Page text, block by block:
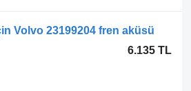
Volvo 23199204 fren aküsü
6.135 TL